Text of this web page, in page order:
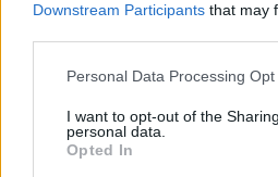
Downstream Participants that may
Personal Data Processing
I want to opt-out of the
personal data.
Opted In